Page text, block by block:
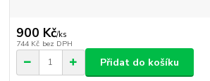
900 Kč/ks
744 Kč bez DPH
Přidat do košíku